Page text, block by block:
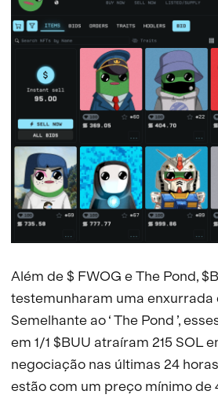
Além de $ FWOG e The Pond,
testemunharam uma enxurrada
Semelhante ao ‘ The Pond ’,
em 1/1 $BUU atraíram 215 SOL
negociação nas últimas 24
estão com um preço mínimo de